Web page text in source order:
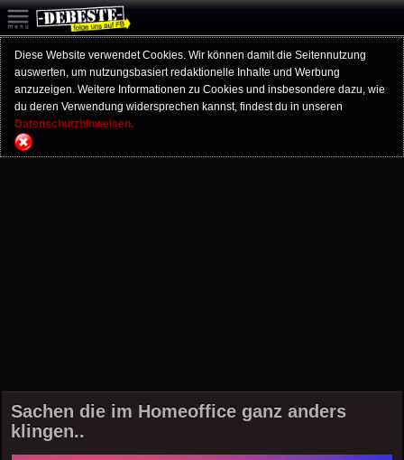
Diese Website verwendet Cookies. Wir können damit die Seitennutzung
auswerten, um nutzungsbasiert redaktionelle Inhalte und Werbung
anzuzeigen. Weitere Informationen zu Cookies und insbesondere dazu, wie
du deren Verwendung widersprechen kannst, findest du in unseren
Datenschutzhinweisen.
Sachen die im Homeoffice ganz anders
klingen..